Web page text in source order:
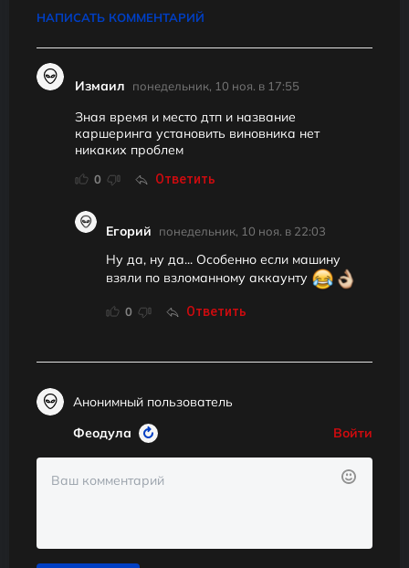
НАПИСАТЬ КОММЕНТАРИЙ
Измаил понедельник, 10 ноя. в 17:55
0 Ответить
Зная время и место дтп и название
каршеринга установить виновника нет
никаких проблем
Егорий понедельник, 10 ноя. в 22:03
0 Ответить
Ну да, ну да... Особенно если машину
взяли по взломанному аккаунту
Анонимный пользователь
Феодула
Войти